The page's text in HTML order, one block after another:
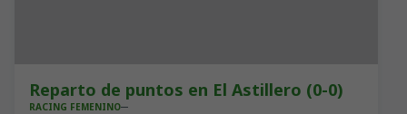
Reparto de puntos en El Astillero (0-0)
RACING FEMENINO